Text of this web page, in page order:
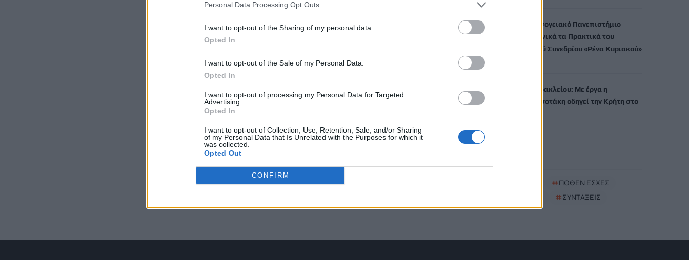
Personal Data Processing Opt Outs
I want to opt-out of the Sharing of my personal data.
Opted In
I want to opt-out of the Sale of my Personal Data.
Opted In
I want to opt-out of processing my Personal Data for Targeted
Advertising.
Opted In
I want to opt-out of Collection, Use, Retention, Sale, and/or Sharing
of my Personal Data that Is Unrelated with the Purposes for which it
was collected.
Opted Out
CONFIRM
Το Ελληνικό Μεσογειακό Πανεπιστήμιο
εκδίδει ηλεκτρονικά τα Πρακτικά του
Διεπιστημονικού Συνεδρίου «Ρένα Κυριακού»
ΔΕΕΠ (ΝΟΔΕ) Ηρακλείου: Με έργα η
κυβέρνηση Μητσοτάκη οδηγεί την Κρήτη στο
#ΠΟΘΕΝ ΕΣΧΕΣ
#ΣΥΝΤΑΞΕΙΣ